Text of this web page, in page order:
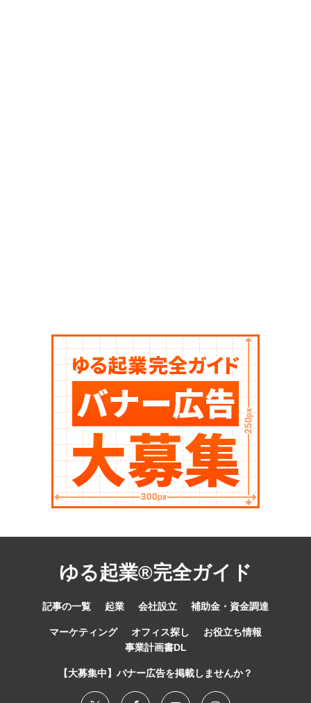
ゆる起業®完全ガイド
記事の一覧 起業 会社設立 補助金・資金調達
マーケティング オフィス探し
お役立ち情報
事業計画書DL
【大募集中】バナー広告を掲載しませんか？